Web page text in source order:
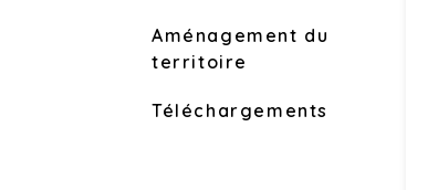
Aménagement du
territoire
Téléchargements